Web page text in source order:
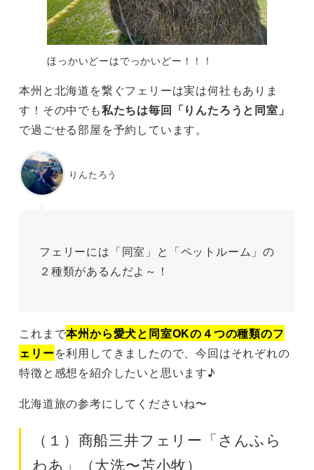
ほっかいどーはでっかいどー！！！
本州と北海道を繋ぐフェリーは実は何社もありま
す！その中でも私たちは毎回「りんたろうと同室」
で過ごせる部屋を予約しています。
りんたろう
フェリーには「同室」と「ペットルーム」の
２種類があるんだよ～！
これまで本州から愛犬と同室OKの４つの種類のフ
ェリーを利用してきましたので、今回はそれぞれの
特徴と感想を紹介したいと思います♪
北海道旅の参考にしてくださいね〜
（１）商船三井フェリー「さんふら
わあ」（大洗〜苫小牧）